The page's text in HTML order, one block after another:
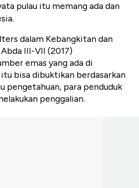
pulau itu memang ada dan
dalam Kebangkitan dan
III-VII (2017)
emas yang ada di
bisa dibuktikan berdasarkan
pengetahuan, para penduduk
penggalian.